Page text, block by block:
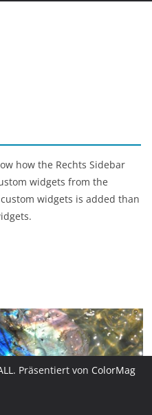
how the Rechts Sidebar
widgets from the
widgets is added than
. Präsentiert von ColorMag